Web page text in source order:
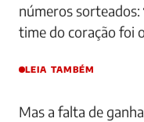
números sorteados:
time do coração foi
LEIA TAMBÉM
Mas a falta de